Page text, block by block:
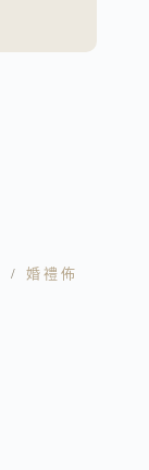
/ 婚禮佈